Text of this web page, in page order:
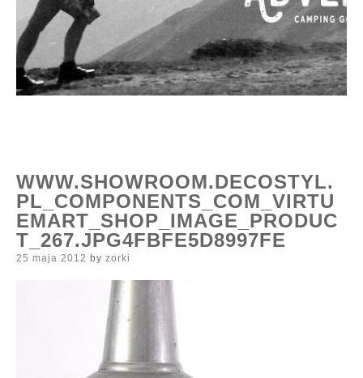
WWW.SHOWROOM.DECOSTYL.
PL_COMPONENTS_COM_VIRTU
EMART_SHOP_IMAGE_PRODUC
T_267.JPG4FBFE5D8997FE
Posted
25 maja 2012 by zorki